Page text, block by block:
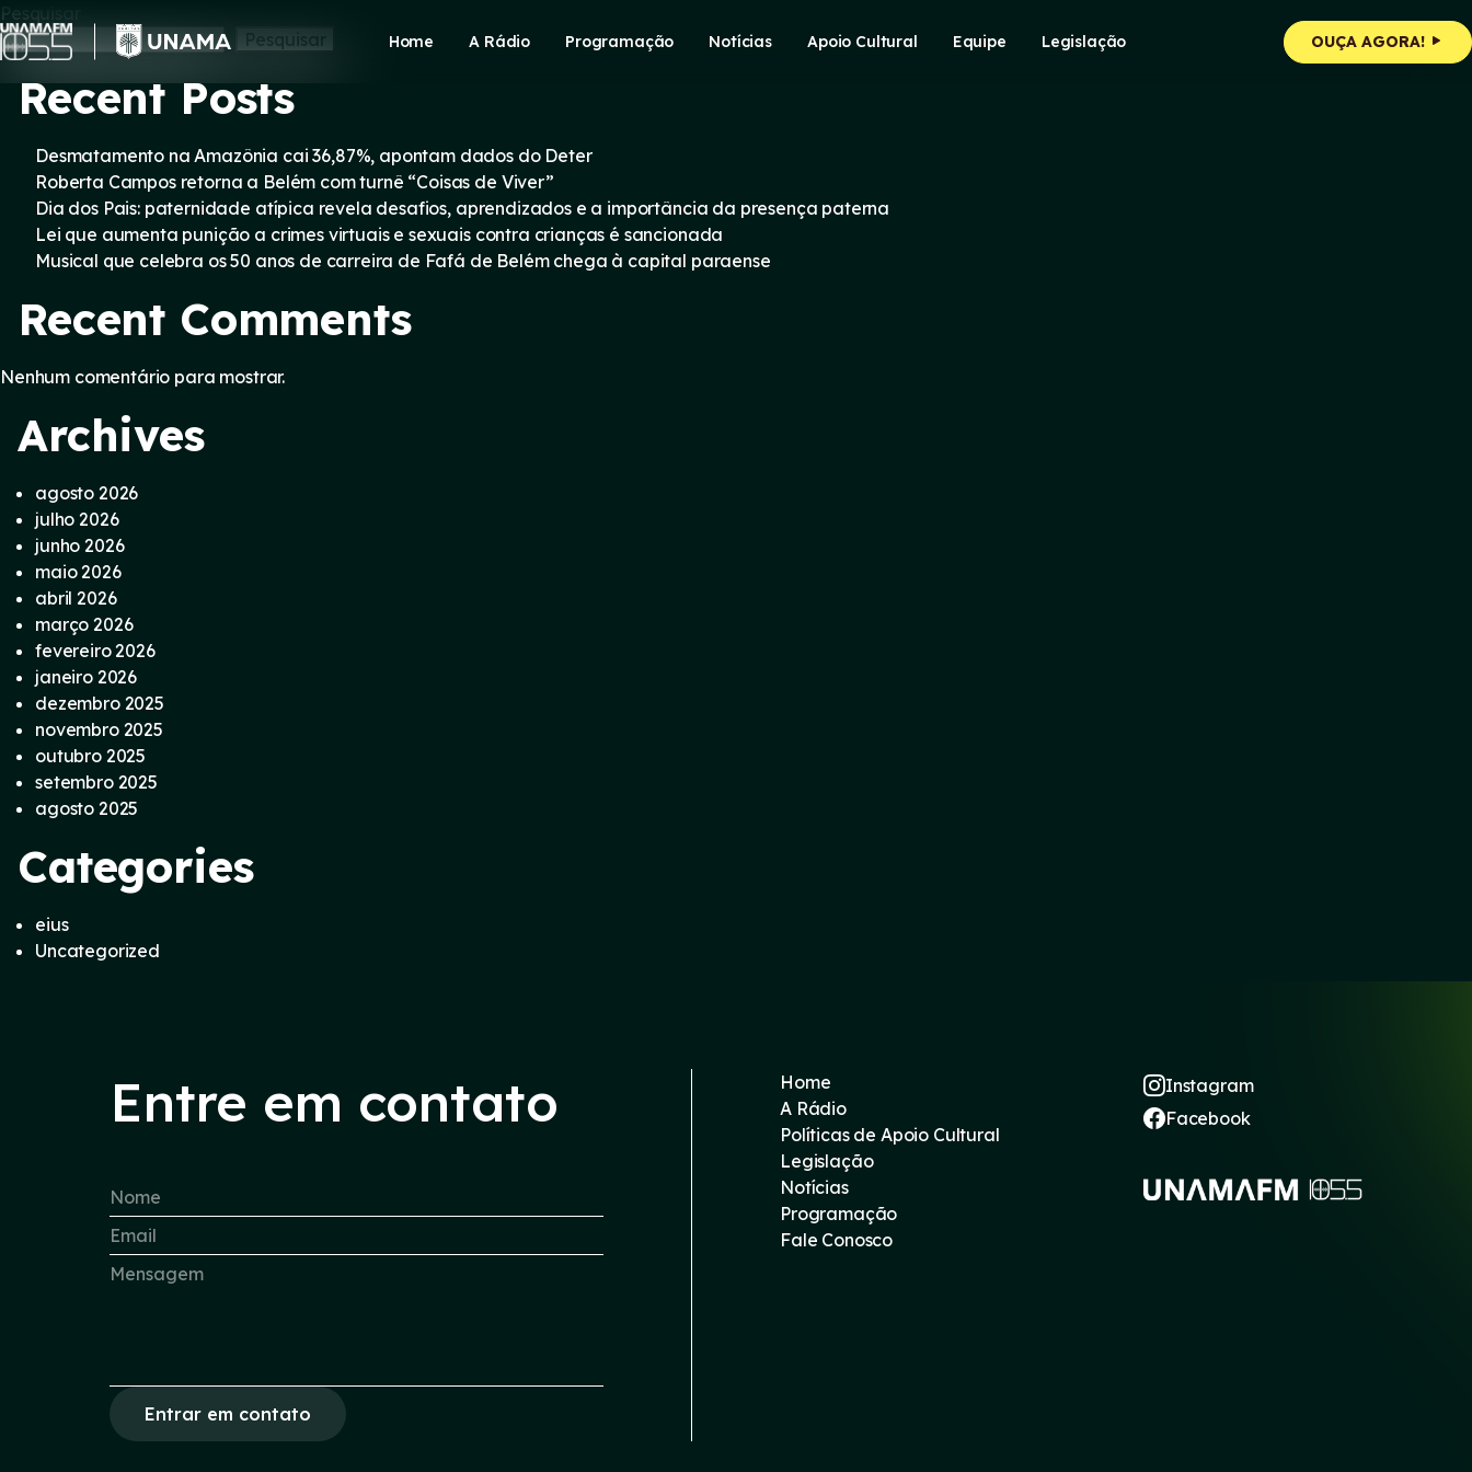
Skip
to
content
Home A Rádio Programação Notícias Apoio Cultural Equipe Legislação OUÇA AGORA!
Pesquisar
Pesquisar
Recent Posts
Desmatamento na Amazônia cai 36,87%, apontam dados do Deter
Roberta Campos retorna a Belém com turnê “Coisas de Viver”
Dia dos Pais: paternidade atípica revela desafios, aprendizados e a importância da presença paterna
Lei que aumenta punição a crimes virtuais e sexuais contra crianças é sancionada
Musical que celebra os 50 anos de carreira de Fafá de Belém chega à capital paraense
Recent Comments
Nenhum comentário para mostrar.
Archives
agosto 2026
julho 2026
junho 2026
maio 2026
abril 2026
março 2026
fevereiro 2026
janeiro 2026
dezembro 2025
novembro 2025
outubro 2025
setembro 2025
agosto 2025
Categories
eius
Uncategorized
Entre em contato
Entrar em contato
Home
A Rádio
Políticas de Apoio Cultural
Legislação
Notícias
Programação
Fale Conosco
Instagram
Facebook